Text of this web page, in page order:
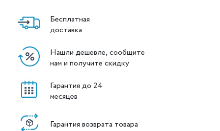
Бесплатная
доставка
Нашли дешевле, сообщите
нам и получите скидку
Гарантия до 24
месяцев
Гарантия возврата товара